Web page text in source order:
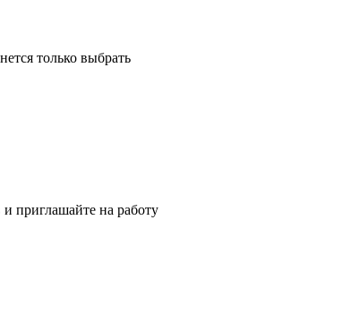
только выбрать
приглашайте на работу